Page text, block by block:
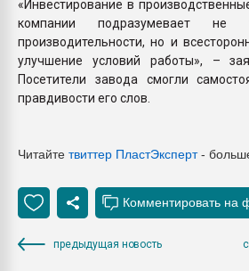
«Инвестирование в
компании подразумевает не
производительности, но и
улучшение условий работы», –
Посетители завода смогли
правдивости его слов.
Читайте твиттер ПластЭксперт-
предыдущая новость